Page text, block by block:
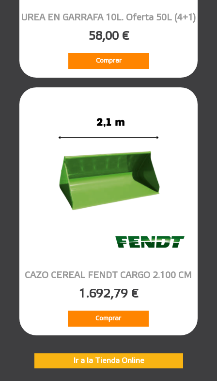
UREA EN GARRAFA 10L. Oferta 50L (4+1)
58,00 €
Comprar
CAZO CEREAL FENDT CARGO 2.100 CM
1.692,79 €
Comprar
Ir a la Tienda Online